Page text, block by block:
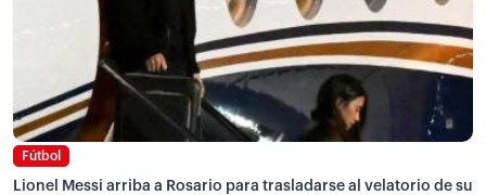
Fútbol
Lionel Messi arriba a Rosario para trasladarse al velatorio de su